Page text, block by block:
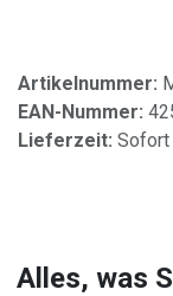
Artikelnummer:
EAN-Nummer:
Lieferzeit:
Alles, was